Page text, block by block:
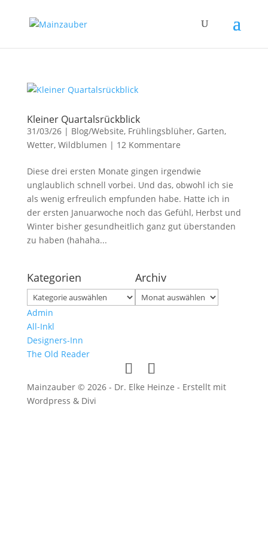
Kleiner Quartalsrückblick
31/03/26| Blog/Website, Frühlingsblüher, Garten,
Wetter, Wildblumen | 12 Kommentare
Diese drei ersten Monate gingen irgendwie
unglaublich schnell vorbei. Und das, obwohl ich sie
als wenig erfreulich empfunden habe. Hatte ich in
der ersten Januarwoche noch das Gefühl, Herbst und
Winter bisher gesundheitlich ganz gut überstanden
zu haben (hahaha...
Kategorien
Kategorien
Archiv
Archiv
Admin
All-Inkl
Designers-Inn
The Old Reader
Mainzauber © 2026 - Dr. Elke Heinze - Erstellt mit
Wordpress & Divi